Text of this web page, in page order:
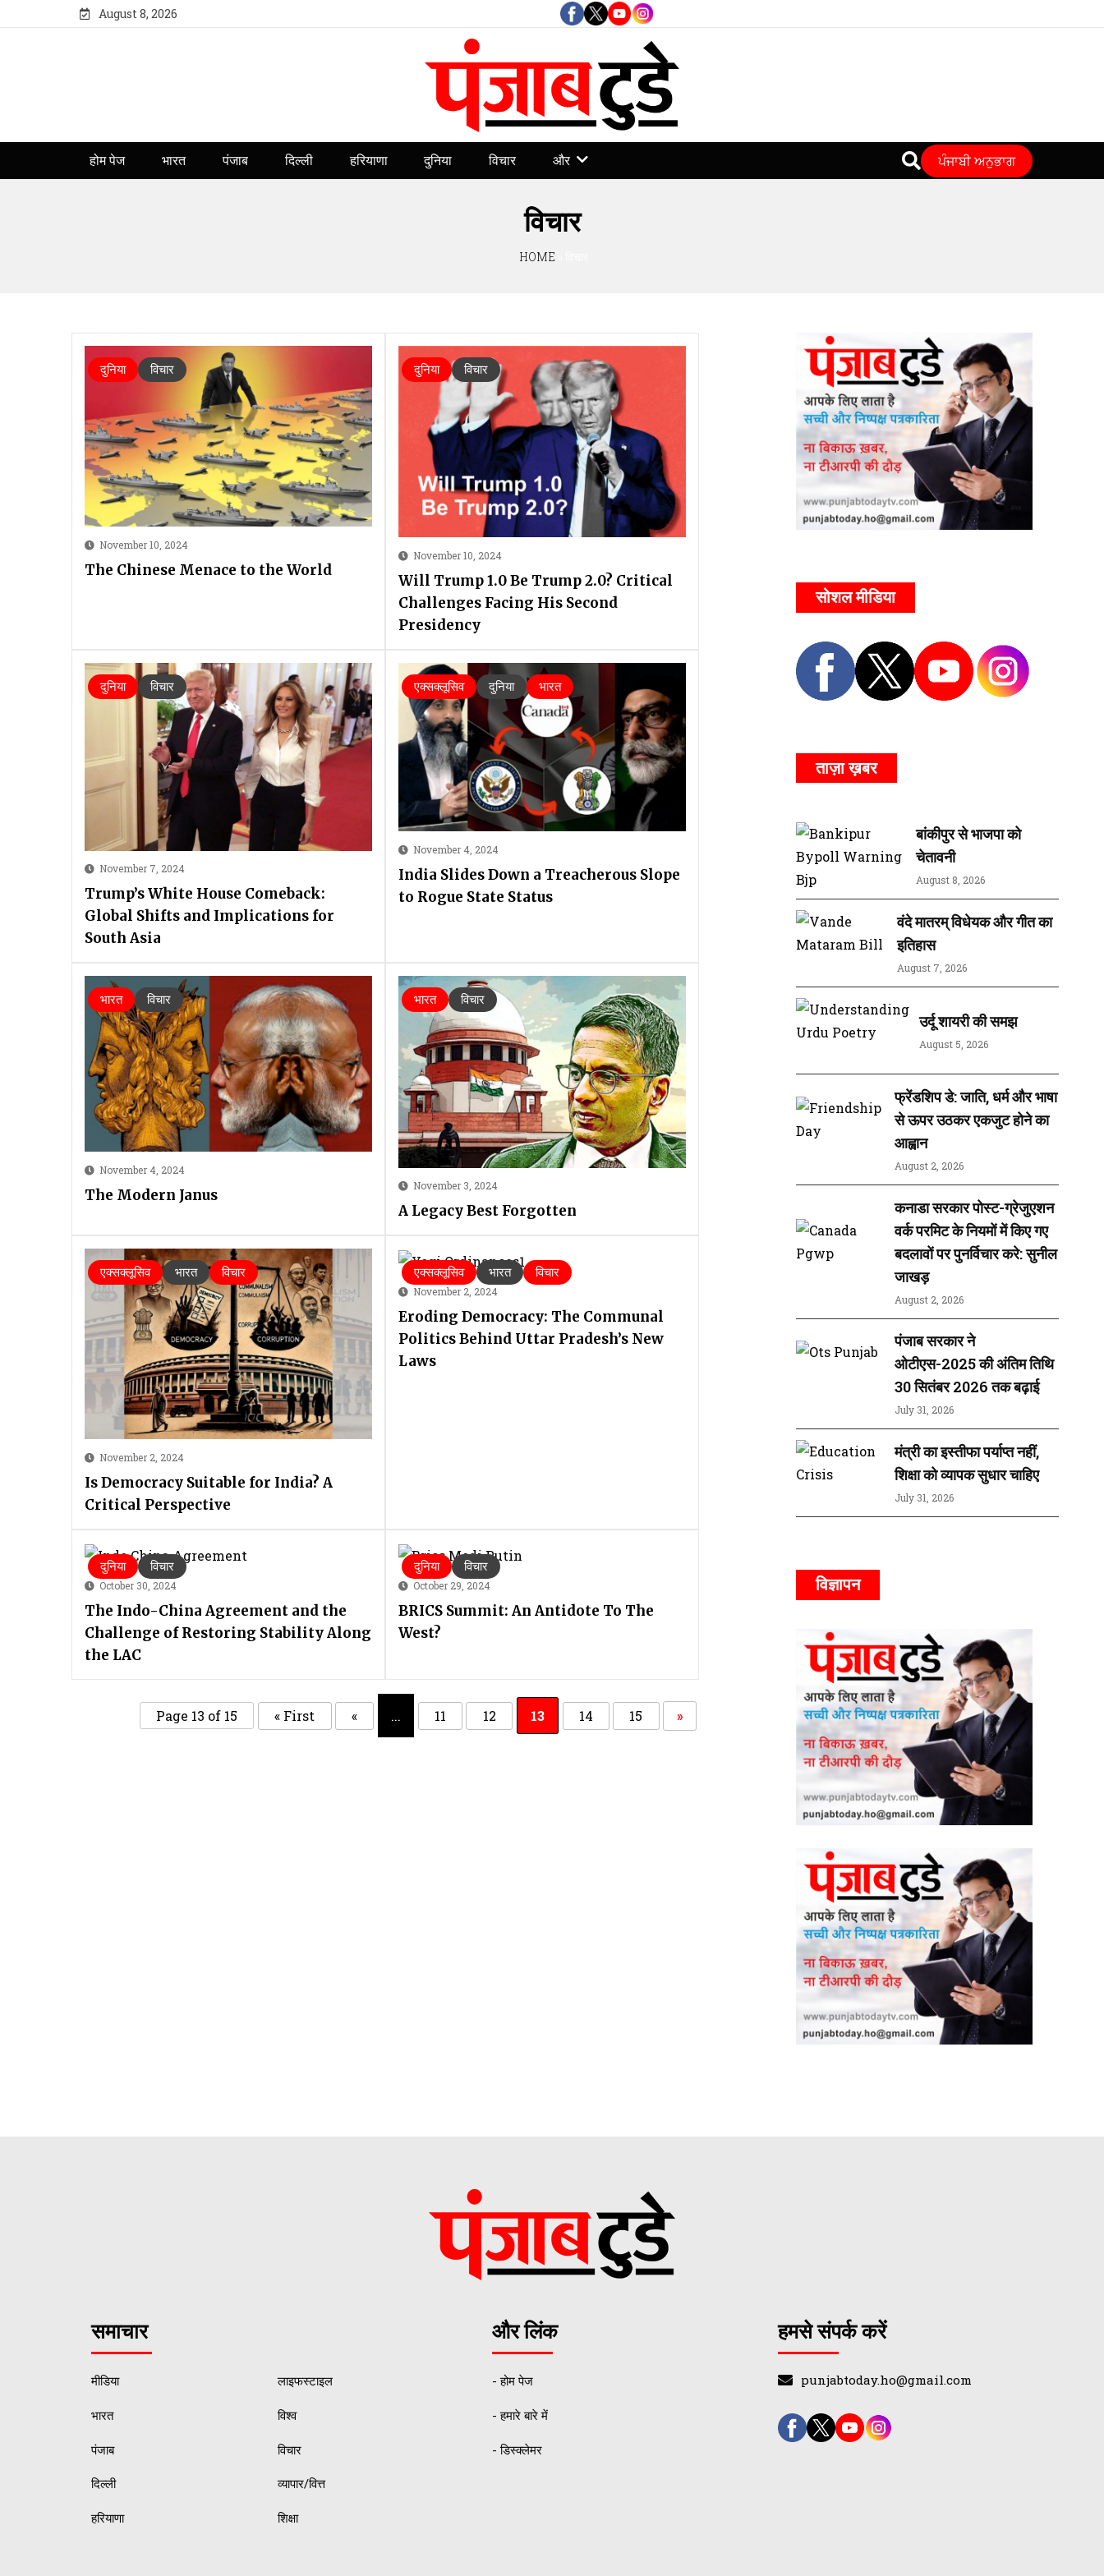
August 8, 2026
होम पेज भारत पंजाब दिल्ली हरियाणा दुनिया विचार और ਪੰਜਾਬੀ ਅਨੁਭਾਗ
विचार
HOME
November 10, 2024
The Chinese Menace to the World
दुनिया विचार
November 10, 2024
Will Trump 1.0 Be Trump 2.0? Critical
Challenges Facing His Second
Presidency
दुनिया विचार
November 7, 2024
Trump’s White House Comeback:
Global Shifts and Implications for
South Asia
दुनिया विचार
November 4, 2024
India Slides Down a Treacherous Slope
to Rogue State Status
एक्सक्लूसिव दुनिया भारत
November 4, 2024
The Modern Janus
भारत विचार
November 3, 2024
A Legacy Best Forgotten
भारत विचार
November 2, 2024
Is Democracy Suitable for India? A
Critical Perspective
एक्सक्लूसिव भारत विचार
November 2, 2024
Eroding Democracy: The Communal
Politics Behind Uttar Pradesh’s New
Laws
एक्सक्लूसिव भारत विचार
October 30, 2024
The Indo-China Agreement and the
Challenge of Restoring Stability Along
the LAC
दुनिया विचार
October 29, 2024
BRICS Summit: An Antidote To The
West?
दुनिया विचार
Page 13 of 15 « First « ... 11 12 13 14 15 »
सोशल मीडिया
ताज़ा ख़बर
बांकीपुर से भाजपा को
चेतावनी
August 8, 2026
वंदे मातरम् विधेयक और गीत का
इतिहास
August 7, 2026
उर्दू शायरी की समझ
August 5, 2026
फ्रेंडशिप डे: जाति, धर्म और भाषा
से ऊपर उठकर एकजुट होने का
आह्वान
August 2, 2026
कनाडा सरकार पोस्ट-ग्रेजुएशन
वर्क परमिट के नियमों में किए गए
बदलावों पर पुनर्विचार करे: सुनील
जाखड़
August 2, 2026
पंजाब सरकार ने
ओटीएस-2025 की अंतिम तिथि
30 सितंबर 2026 तक बढ़ाई
July 31, 2026
मंत्री का इस्तीफा पर्याप्त नहीं,
शिक्षा को व्यापक सुधार चाहिए
July 31, 2026
विज्ञापन
समाचार
मीडिया
भारत
पंजाब
दिल्ली
हरियाणा
लाइफस्टाइल
विश्व
विचार
व्यापार/वित्त
शिक्षा
और लिंक
- होम पेज
- हमारे बारे में
- डिस्क्लेमर
हमसे संपर्क करें
punjabtoday.ho@gmail.com